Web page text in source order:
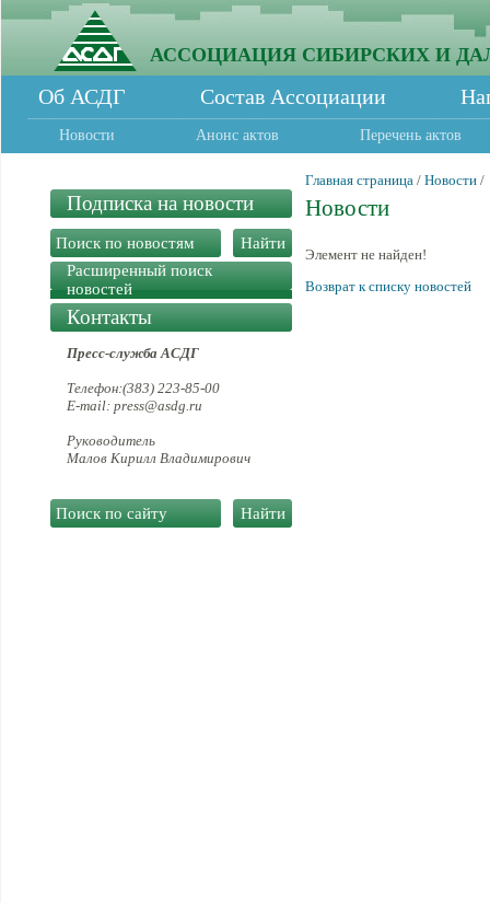
АССОЦИАЦИЯ СИБИРСКИХ И
Об АСДГ Состав Ассоциации
Новости Анонс актов Перечень актов
Подписка на новости
Расширенный поиск
новостей
Контакты
Пресс-служба АСДГ
Телефон:(383) 223-85-00
E-mail: press@asdg.ru
Руководитель
Малов Кирилл Владимирович
Главная страница / Новости /
Новости
Элемент не найден!
Возврат к списку новостей